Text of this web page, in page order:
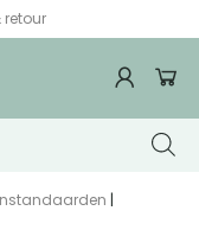
in huis*
|